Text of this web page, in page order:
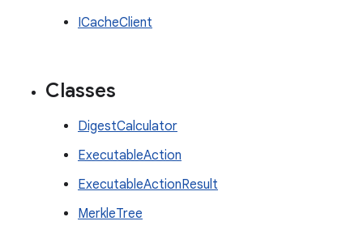
ICacheClient
Classes
DigestCalculator
ExecutableAction
ExecutableActionResult
MerkleTree